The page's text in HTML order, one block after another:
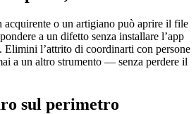
acquirente o un artigiano può aprire il file
a un difetto senza installare l’app
Elimini l’attrito di coordinarti con persone
a un altro strumento — senza perdere il
sul perimetro